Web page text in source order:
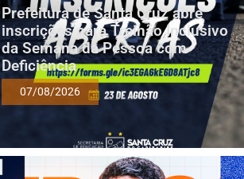
Prefeitura de Santa Cruz abre
inscrições para Treinão Inclusivo
da Semana da Pessoa com
Deficiência
07/08/2026